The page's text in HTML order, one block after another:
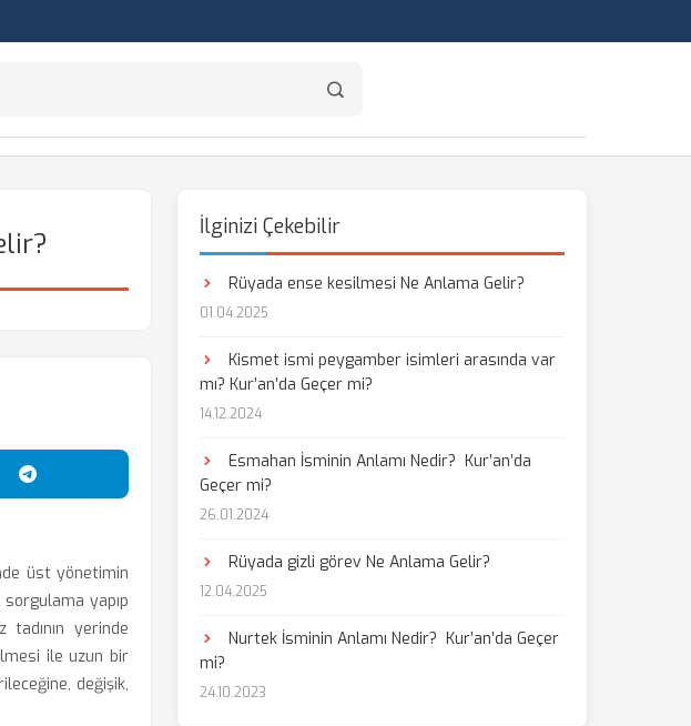
Telegram'da Paylaş
üst yönetimin
yapıp
yerinde
ile uzun bir
değişik,
İlginizi Çekebilir
Rüyada ense kesilmesi Ne Anlama Gelir?
01.04.2025
Kismet ismi peygamber isimleri arasında var
mı? Kur’an’da Geçer mi?
14.12.2024
Esmahan İsminin Anlamı Nedir? Kur’an’da
Geçer mi?
26.01.2024
Rüyada gizli görev Ne Anlama Gelir?
12.04.2025
Nurtek İsminin Anlamı Nedir? Kur’an’da Geçer
mi?
24.10.2023